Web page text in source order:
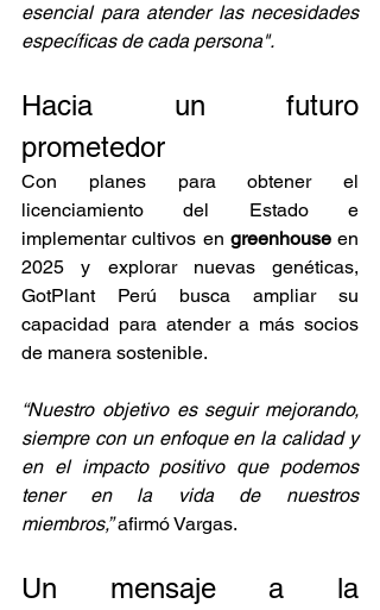
esencial para atender las necesidades
específicas de cada persona".
Hacia un futuro
prometedor
Con planes para obtener el
licenciamiento del Estado e
implementar cultivos en greenhouse en
2025 y explorar nuevas genéticas,
GotPlant Perú busca ampliar su
capacidad para atender a más socios
de manera sostenible.
“Nuestro objetivo es seguir mejorando,
siempre con un enfoque en la calidad y
en el impacto positivo que podemos
tener en la vida de nuestros
miembros,” afirmó Vargas.
Un mensaje a la